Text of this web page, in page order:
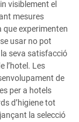
visiblement el
mesures
experimenten
usar no pot
seva satisfacció
l’hotel. Les
de
per a hotels
d’higiene tot
la selecció